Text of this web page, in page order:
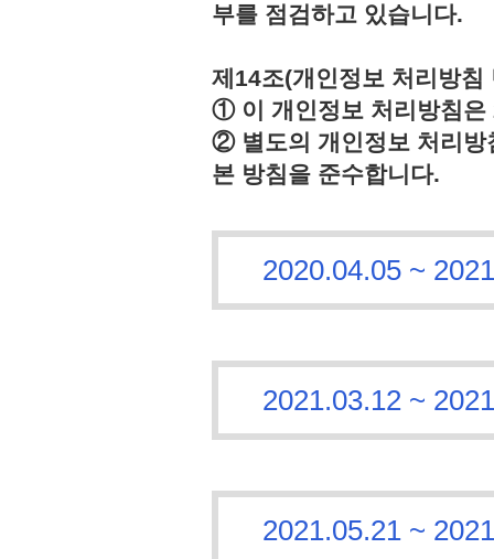
부를 점검하고 있습니다.
제14조(개인정보 처리방침
① 이 개인정보 처리방침은
② 별도의 개인정보 처리방
본 방침을 준수합니다.
2020.04.05 ~
2021.03.12 ~
2021.05.21 ~